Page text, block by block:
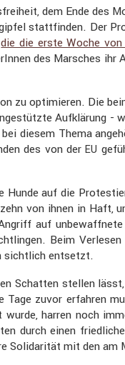
dem Ende des
statt­finden. Der
die die erste Woche
des Marsches
zu optimieren. Die
Aufklä­rung -
diesem Thema
des von derEU
auf die
von ihnen in Haft,
auf
Beim
sicht­lich entsetzt.
Schatten stellen
zuvor erfahren
harren noch
durch einen
Solida­rität mit den